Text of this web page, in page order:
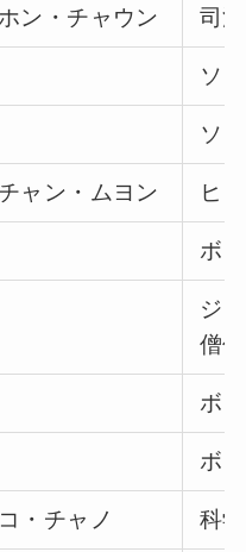
ホン・チャウン 司
ソ
ソ
チャン・ムヨン ヒ
ボ
ジ
僧侶
ボ
ボ
コ・チャノ 科